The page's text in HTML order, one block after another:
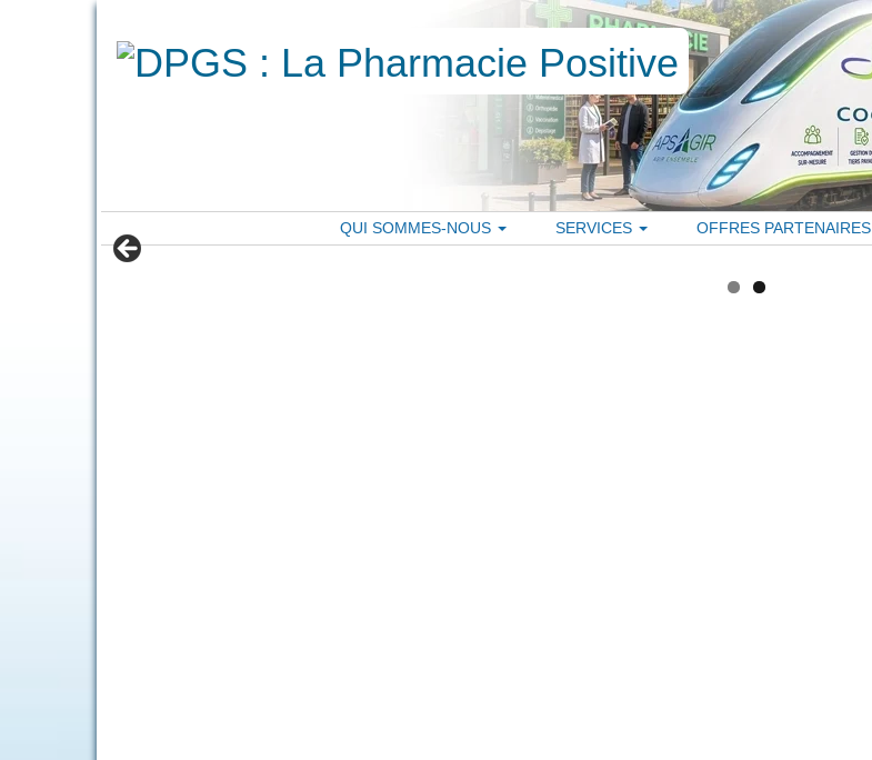
QUI SOMMES-NOUS SERVICES OFFRES PARTENAIRES